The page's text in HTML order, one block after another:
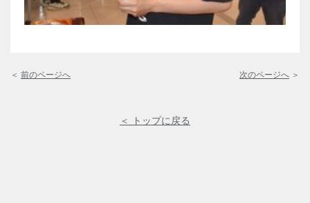
＜ 前のページへ 次のページへ ＞
＜ トップに戻る